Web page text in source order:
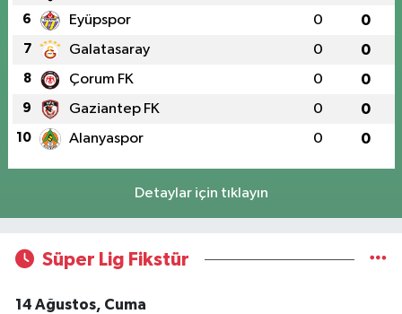
6 Eyüpspor 0 0
7 Galatasaray 0 0
8 Çorum FK 0 0
9 Gaziantep FK 0 0
10 Alanyaspor 0 0
Detaylar için tıklayın
Süper Lig Fikstür
14 Ağustos, Cuma